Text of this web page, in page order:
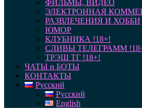
ФИЛЬМЫ, ВИДЕО
ЭЛЕКТРОННАЯ
РАЗВЛЕЧЕНИЯ И ХОББИ
ЮМОР
КЛУБНИКА !18+!
СЛИВЫ ТЕЛЕГРАММ
ТРЭШ ТГ !18+!
ЧАТЫ и БОТЫ
КОНТАКТЫ
Русский
Русский
English